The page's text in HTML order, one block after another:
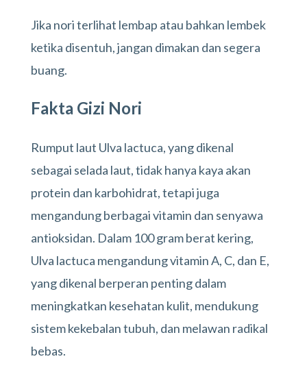
Jika nori terlihat lembap atau bahkan lembek
ketika disentuh, jangan dimakan dan segera
buang.
Fakta Gizi Nori
Rumput laut Ulva lactuca, yang dikenal
sebagai selada laut, tidak hanya kaya akan
protein dan karbohidrat, tetapi juga
mengandung berbagai vitamin dan senyawa
antioksidan. Dalam 100 gram berat kering,
Ulva lactuca mengandung vitamin A, C, dan E,
yang dikenal berperan penting dalam
meningkatkan kesehatan kulit, mendukung
sistem kekebalan tubuh, dan melawan radikal
bebas.